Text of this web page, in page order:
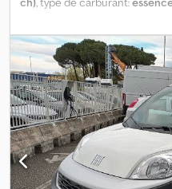
,
classe d'émission:Euro 5,
direction assistée, VÉHICULE
PROFESSIONNELS Pour